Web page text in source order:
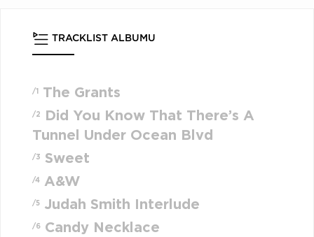
TRACKLIST ALBUMU
/1 The Grants
/2
Did You Know That There’s A
Tunnel Under Ocean Blvd
/3 Sweet
/4 A&W
/5 Judah Smith Interlude
/6 Candy Necklace